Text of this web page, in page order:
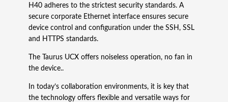
H40 adheres to the strictest security standards. A
secure corporate Ethernet interface ensures secure
device control and configuration under the SSH, SSL
and HTTPS standards.
The Taurus UCX offers noiseless operation, no fan in
the device..
In today’s collaboration environments, it is key that
the technology offers flexible and versatile ways for